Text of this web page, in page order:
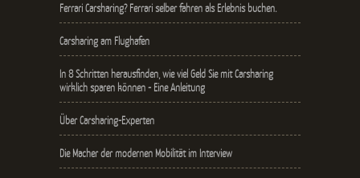
Ferrari Carsharing? Ferrari selber fahren als Erlebnis buchen.
Carsharing am Flughafen
In 8 Schritten herausfinden, wie viel Geld Sie mit Carsharing
wirklich sparen können - Eine Anleitung
Über Carsharing-Experten
Die Macher der modernen Mobilität im Interview